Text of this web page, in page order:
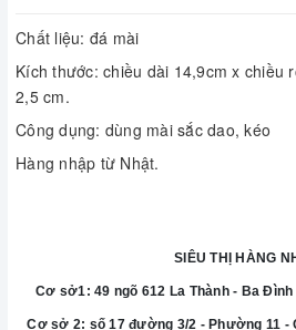
Chất liệu: đá mài
Kích thước: chiều dài 14,9cm x chiều
2,5 cm.
Công dụng: dùng mài sắc dao, kéo
Hàng nhập từ Nhật.
SIÊU THỊ HÀNG
Cơ sở1: 49 ngõ 612 La Thành - Ba Đình
Cơ sở 2: số 17 đường 3/2 - Phường 11 -